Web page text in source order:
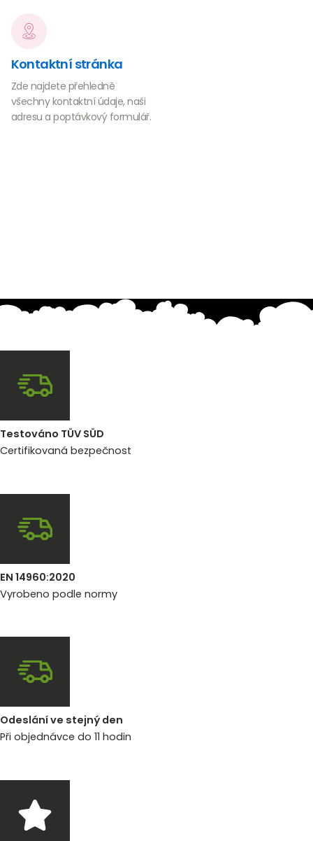
Kontaktní stránka
Zde najdete přehledně
všechny kontaktní údaje, naši
adresu a poptávkový formulář.
Testováno TÜV SÜD
Certifikovaná bezpečnost
EN 14960:2020
Vyrobeno podle normy
Odeslání ve stejný den
Při objednávce do 11 hodin